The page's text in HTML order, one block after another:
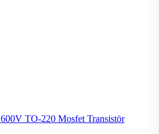
TO-220 Mosfet Transistör